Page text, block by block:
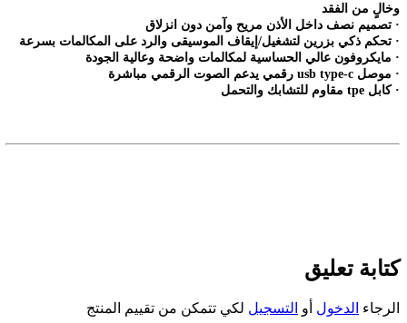
وخالٍ من الفقد
· تصميم نصف داخل الأذن مريح وآمن دون انزلاق
· تحكم ذكي بزرين لتشغيل/إيقاف الموسيقى والرد على المكالمات بسرعة
· مايكروفون عالي الحساسية لمكالمات واضحة وعالية الجودة
· موصل
رقمي يدعم الصوت الرقمي مباشرة
·كابل مقاوم للتشابك والتحمل
كتابة تعليق
الرجاء الدخول أو التسجيل لكي تتمكن من تقييم المنتج